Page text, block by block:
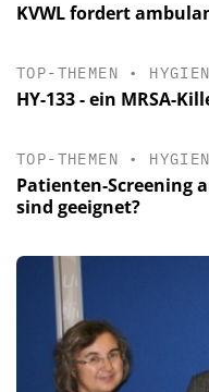
KVWL fordert
TOP-THEMEN •
HY-133 - ein MRSA-
TOP-THEMEN •
Patienten-Screening
sind geeignet?